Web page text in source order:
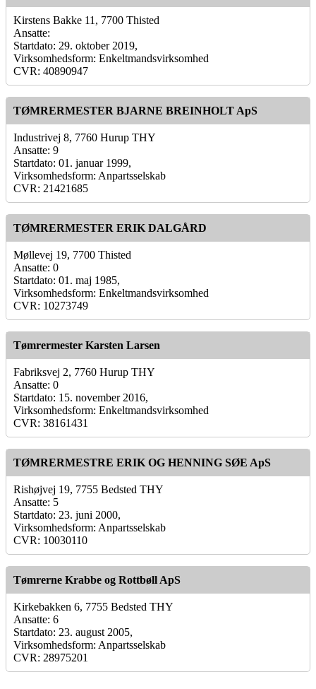
Kirstens Bakke 11, 7700 Thisted
Ansatte:
Startdato: 29. oktober 2019,
Virksomhedsform: Enkeltmandsvirksomhed
CVR: 40890947
TØMRERMESTER BJARNE BREINHOLT ApS
Industrivej 8, 7760 Hurup THY
Ansatte: 9
Startdato: 01. januar 1999,
Virksomhedsform: Anpartsselskab
CVR: 21421685
TØMRERMESTER ERIK DALGÅRD
Møllevej 19, 7700 Thisted
Ansatte: 0
Startdato: 01. maj 1985,
Virksomhedsform: Enkeltmandsvirksomhed
CVR: 10273749
Tømrermester Karsten Larsen
Fabriksvej 2, 7760 Hurup THY
Ansatte: 0
Startdato: 15. november 2016,
Virksomhedsform: Enkeltmandsvirksomhed
CVR: 38161431
TØMRERMESTRE ERIK OG HENNING SØE ApS
Rishøjvej 19, 7755 Bedsted THY
Ansatte: 5
Startdato: 23. juni 2000,
Virksomhedsform: Anpartsselskab
CVR: 10030110
Tømrerne Krabbe og Rottbøll ApS
Kirkebakken 6, 7755 Bedsted THY
Ansatte: 6
Startdato: 23. august 2005,
Virksomhedsform: Anpartsselskab
CVR: 28975201